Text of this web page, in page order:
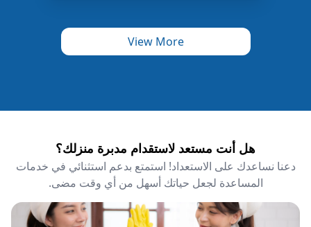
View More
هل أنت مستعد لاستقدام مدبرة منزلك؟
دعنا نساعدك على الاستعداد! استمتع بدعم استثنائي في خدمات
المساعدة لجعل حياتك أسهل من أي وقت مضى.